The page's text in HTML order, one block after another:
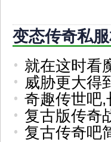
变态传奇私
就在这时看
威胁更大得
奇趣传世吧
复古版传奇
复古传奇吧